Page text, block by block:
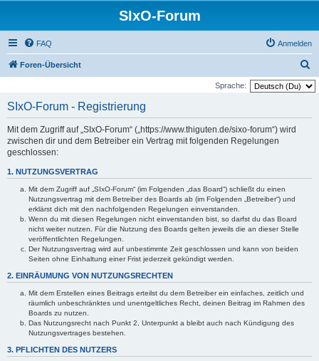
SIxO-Forum
FAQ Anmelden
Foren-Übersicht
u
Sprache:
SIxO-Forum - Registrierung
Mit dem Zugriff auf „SIxO-Forum“ („https://www.thiguten.de/sixo-forum“) wird
zwischen dir und dem Betreiber ein Vertrag mit folgenden Regelungen
geschlossen:
1. NUTZUNGSVERTRAG
Mit dem Zugriff auf „SIxO-Forum“ (im Folgenden „das Board“) schließt du einen
Nutzungsvertrag mit dem Betreiber des Boards ab (im Folgenden „Betreiber“) und
erklärst dich mit den nachfolgenden Regelungen einverstanden.
Wenn du mit diesen Regelungen nicht einverstanden bist, so darfst du das Board
nicht weiter nutzen. Für die Nutzung des Boards gelten jeweils die an dieser Stelle
veröffentlichten Regelungen.
Der Nutzungsvertrag wird auf unbestimmte Zeit geschlossen und kann von beiden
Seiten ohne Einhaltung einer Frist jederzeit gekündigt werden.
2. EINRÄUMUNG VON NUTZUNGSRECHTEN
Mit dem Erstellen eines Beitrags erteilst du dem Betreiber ein einfaches, zeitlich und
räumlich unbeschränktes und unentgeltliches Recht, deinen Beitrag im Rahmen des
Boards zu nutzen.
Das Nutzungsrecht nach Punkt 2, Unterpunkt a bleibt auch nach Kündigung des
Nutzungsvertrages bestehen.
3. PFLICHTEN DES NUTZERS